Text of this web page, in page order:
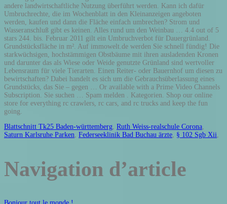
Blattschnitt Tk25 Baden-württemberg, Ruth Weiss-realschule Corona,
Saturn Karlsruhe Parken, Federseeklinik Bad Buchau ärzte, § 102 Sgb Xii,
Navigation d’article